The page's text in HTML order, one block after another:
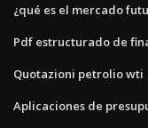
¿qué es el mercado
Pdf estructurado de
Quotazioni petrolio wti
Aplicaciones de